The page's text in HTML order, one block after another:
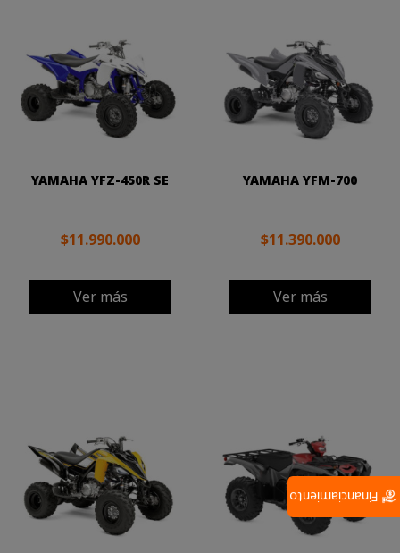
YAMAHA YFZ-450R SE
$11.990.000
Ver más
YAMAHA YFM-700
$11.390.000
Ver más
Financiamiento